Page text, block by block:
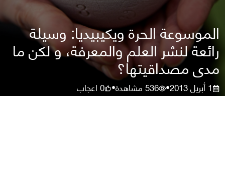
الموسوعة الحرة ويكيبيديا: وسيلة
رائعة لنشر العلم والمعرفة، و لكن ما
مدى مصداقيتها؟
1 أبريل 2013 •
536مشاهدة•
0اعجاب